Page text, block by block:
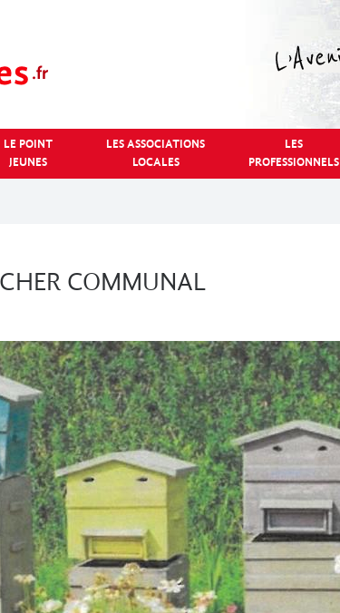
LE POINT
JEUNES
LES ASSOCIATIONS
LOCALES
LES
PROFESSIONNELS
COMMUNAL